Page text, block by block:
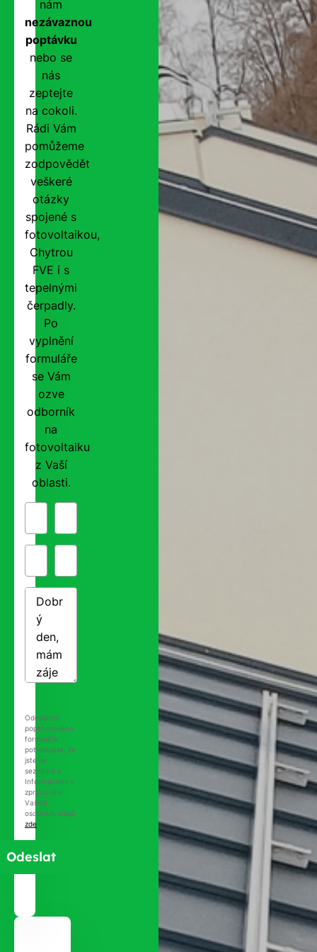
nám
nezávaznou
poptávku
nebo se
nás
zeptejte
na cokoli.
Rádi Vám
pomůžeme
zodpovědět
veškeré
otázky
spojené s
fotovoltaikou,
Chytrou
FVE i s
tepelnými
čerpadly.
Po
vyplnění
formuláře
se Vám
ozve
odborník
na
fotovoltaiku
z Vaší
oblasti.
Odesláním
poptávkového
formuláře
potvrzujete, že
jste se
seznámili s
Informacemi o
zpracování
Vašich
osobních údajů
zde